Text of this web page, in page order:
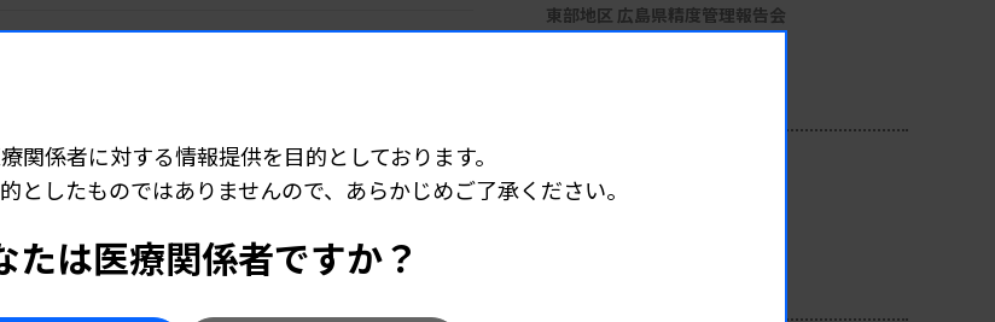
ーターに入力します。このデー
東部地区 広島県精度管理報告会
主催 :広島県臨床検査技師会
臨床一般検査部門研修会
関係者に対する情報提供を目的としております。
としたものではありませんので、あらかじめご了承ください。
たは医療関係者ですか？